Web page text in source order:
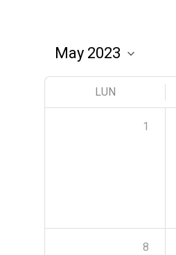
LUN
1
8